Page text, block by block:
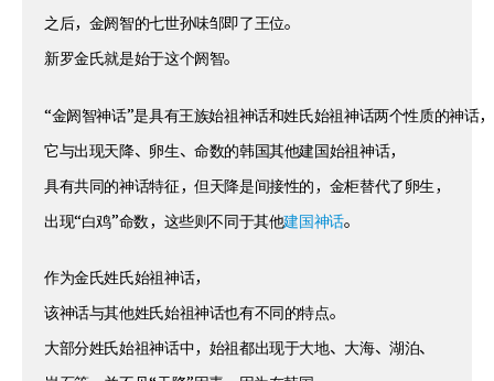
之后，金阏智的七世孙味邹即了王位。
新罗金氏就是始于这个阏智。
“金阏智神话”是具有王族始祖神话和姓氏始祖神话两个性质的神话，
它与出现天降、卵生、命数的韩国其他建国始祖神话，
具有共同的神话特征，但天降是间接性的，金柜替代了卵生，
出现“白鸡”命数，这些则不同于其他建国神话。
作为金氏姓氏始祖神话，
该神话与其他姓氏始祖神话也有不同的特点。
大部分姓氏始祖神话中，始祖都出现于大地、大海、湖泊、